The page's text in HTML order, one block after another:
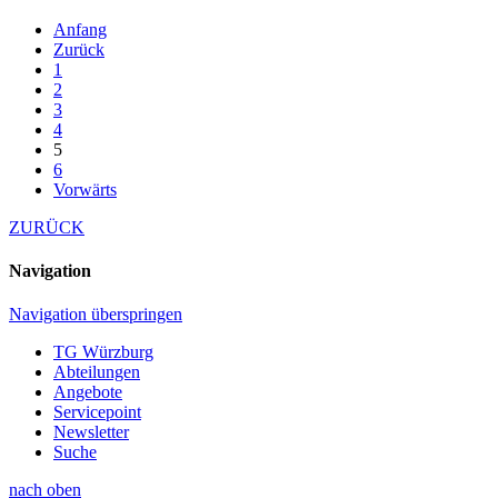
Anfang
Zurück
1
2
3
4
5
6
Vorwärts
ZURÜCK
Navigation
Navigation überspringen
TG Würzburg
Abteilungen
Angebote
Servicepoint
Newsletter
Suche
nach oben